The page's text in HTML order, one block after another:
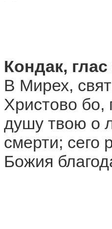
Кондак, глас
В Мирех,
Христово бо,
душу твою о
смерти; сего
Божия